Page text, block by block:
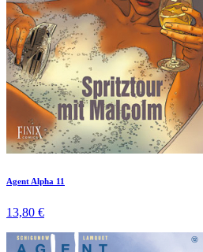
Agent Alpha 11
13,80 €